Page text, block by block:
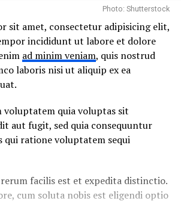
Photo: Shutterstock
sit amet, consectetur adipisicing elit,
incididunt ut labore et dolore
ad minim veniam, quis nostrud
laboris nisi ut aliquip ex ea
voluptatem quia voluptas sit
aut fugit, sed quia consequuntur
qui ratione voluptatem sequi
facilis est et expedita distinctio.
cum soluta nobis est eligendi optio